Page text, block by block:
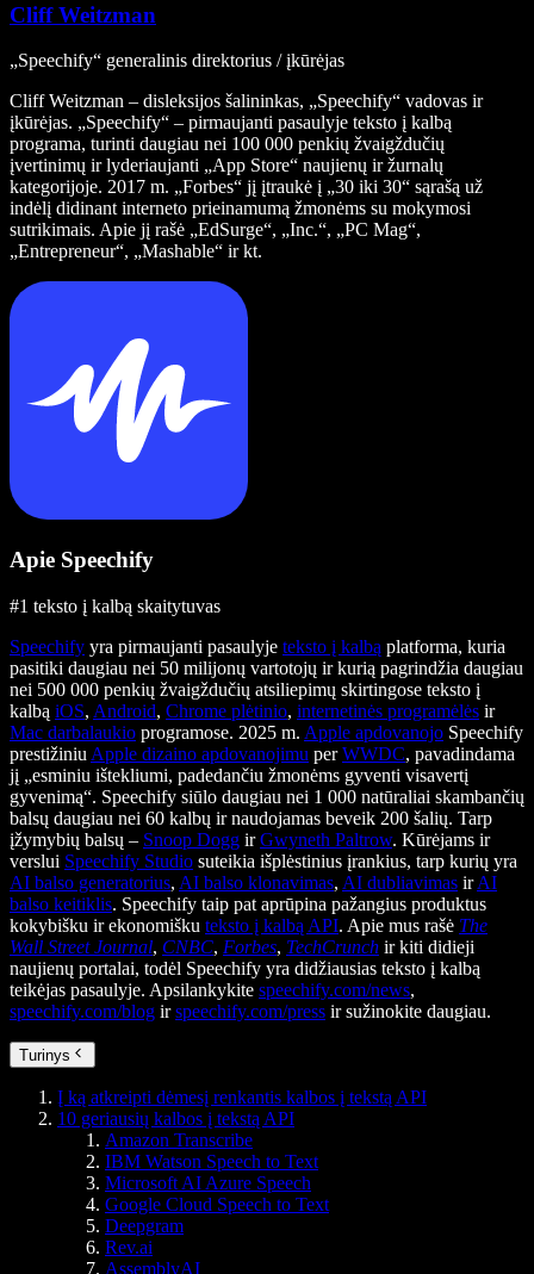
Cliff Weitzman
„Speechify“ generalinis direktorius / įkūrėjas
Cliff Weitzman – disleksijos šalininkas, „Speechify“ vadovas ir
įkūrėjas. „Speechify“ – pirmaujanti pasaulyje teksto į kalbą
programa, turinti daugiau nei 100 000 penkių žvaigždučių
įvertinimų ir lyderiaujanti „App Store“ naujienų ir žurnalų
kategorijoje. 2017 m. „Forbes“ jį įtraukė į „30 iki 30“ sąrašą už
indėlį didinant interneto prieinamumą žmonėms su mokymosi
sutrikimais. Apie jį rašė „EdSurge“, „Inc.“, „PC Mag“,
„Entrepreneur“, „Mashable“ ir kt.
Apie Speechify
#1 teksto į kalbą skaitytuvas
Speechify yra pirmaujanti pasaulyje teksto į kalbą platforma, kuria
pasitiki daugiau nei 50 milijonų vartotojų ir kurią pagrindžia daugiau
nei 500 000 penkių žvaigždučių atsiliepimų skirtingose teksto į
kalbą iOS, Android, Chrome plėtinio, internetinės programėlės ir
Mac darbalaukio programose. 2025 m. Apple apdovanojo Speechify
prestižiniu Apple dizaino apdovanojimu perWWDC, pavadindama
jį „esminiu ištekliumi, padedančiu žmonėms gyventi visavertį
gyvenimą“. Speechify siūlo daugiau nei 1 000 natūraliai skambančių
balsų daugiau nei 60 kalbų ir naudojamas beveik 200 šalių. Tarp
įžymybių balsų – Snoop Dogg irGwyneth Paltrow. Kūrėjams ir
verslui Speechify Studio suteikia išplėstinius įrankius, tarp kurių yra
AI balso generatorius, AI balso klonavimas, AI dubliavimas irAI
balso keitiklis. Speechify taip pat aprūpina pažangius produktus
kokybišku ir ekonomišku teksto į kalbą API. Apie mus rašė The
Wall Street Journal, CNBC, Forbes, TechCrunch ir kiti didieji
naujienų portalai, todėl Speechify yra didžiausias teksto į kalbą
teikėjas pasaulyje. Apsilankykite speechify.com/news,
speechify.com/blog irspeechify.com/press ir sužinokite daugiau.
Turinys
Į ką atkreipti dėmesį renkantis kalbos į tekstą API
10 geriausių kalbos į tekstą API
Amazon Transcribe
IBM Watson Speech to Text
Microsoft AI Azure Speech
Google Cloud Speech to Text
Deepgram
Rev.ai
AssemblyAI